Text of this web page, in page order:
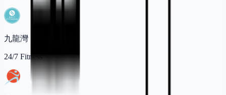
九龍灣
24/7 Fitness